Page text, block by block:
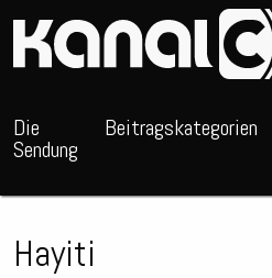
Die
Sendung
Beitragskategorien
Hayiti